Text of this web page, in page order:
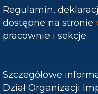
Regulamin,
dostępne na stronie
pracownie i sekcje.
Szczegółowe
Dział Organizacji